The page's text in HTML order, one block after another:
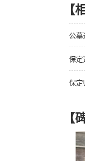
【
公
保定
保定
【